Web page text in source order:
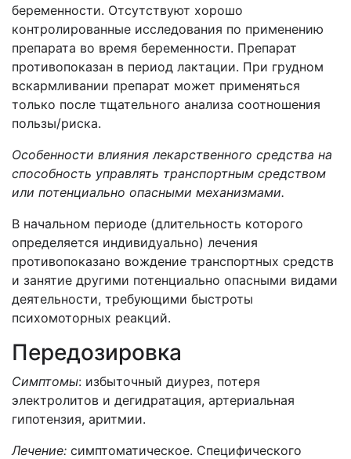
беременности. Отсутствуют хорошо
контролированные исследования по применению
препарата во время беременности. Препарат
противопоказан в период лактации. При грудном
вскармливании препарат может применяться
только после тщательного анализа соотношения
пользы/риска.
Особенности влияния лекарственного средства на
способность управлять транспортным средством
или потенциально опасными механизмами.
В начальном периоде (длительность которого
определяется индивидуально) лечения
противопоказано вождение транспортных средств
и занятие другими потенциально опасными видами
деятельности, требующими быстроты
психомоторных реакций.
Передозировка
Симптомы: избыточный диурез, потеря
электролитов и дегидратация, артериальная
гипотензия, аритмии.
Лечение: симптоматическое. Специфического